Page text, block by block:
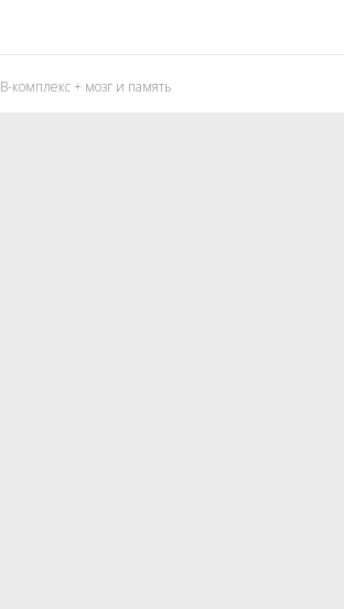
B-комплекс + мозг и память